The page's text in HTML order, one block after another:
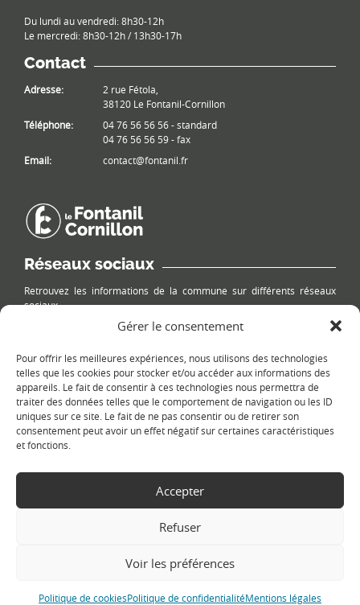
Gérer le consentement
Pour offrir les meilleures expériences, nous utilisons des technologies
telles que les cookies pour stocker et/ou accéder aux informations des
appareils. Le fait de consentir à ces technologies nous permettra de
traiter des données telles que le comportement de navigation ou les ID
uniques sur ce site. Le fait de ne pas consentir ou de retirer son
consentement peut avoir un effet négatif sur certaines caractéristiques
et fonctions.
Accepter
Refuser
Voir les préférences
Politique de cookiesPolitique de confidentialitéMentions légales
Du lundi au vendredi: 8h30-12h
Le mercredi: 8h30-12h / 13h30-17h
Contact
Adresse:
2 rue Fétola,
38120 Le Fontanil-Cornillon
Téléphone:
04 76 56 56 56 - standard
04 76 56 56 59 - fax
Email:
contact@fontanil.fr
Réseaux sociaux
Retrouvez les informations de la commune sur différents réseaux
sociaux.
Le plan du site
Le Fontanil-Cornillon-Mentions légales
Création de site internet